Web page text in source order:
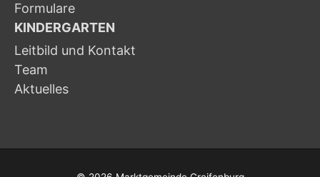
Formulare
KINDERGARTEN
Leitbild und Kontakt
Team
Aktuelles